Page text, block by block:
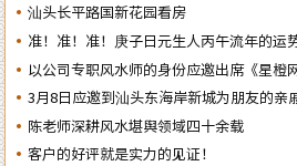
汕头长平路国新花园看房
准！准！准！庚子日元生人丙午流年的运
以公司专职风水师的身份应邀出席《星橙
周年庆典
3月8日应邀到汕头东海岸新城为朋友的亲
陈老师深耕风水堪舆领域四十余载
客户的好评就是实力的见证！